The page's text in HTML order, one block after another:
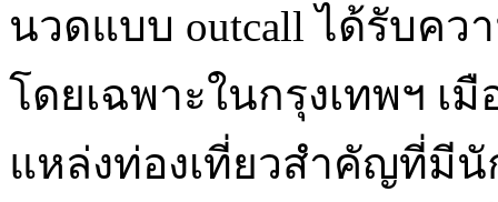
นวดแบบ outcall ได้รับคว
โดยเฉพาะในกรุงเทพฯ เ
แหล่งท่องเที่ยวสำคัญที่มี